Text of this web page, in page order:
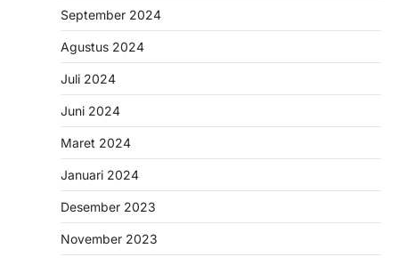
September 2024
Agustus 2024
Juli 2024
Juni 2024
Maret 2024
Januari 2024
Desember 2023
November 2023